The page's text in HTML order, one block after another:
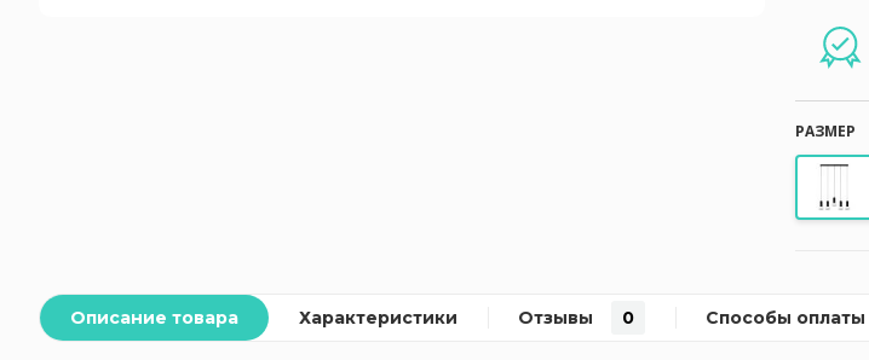
РАЗМЕР
Описание товара Характеристики Отзывы 0 Способы оплаты